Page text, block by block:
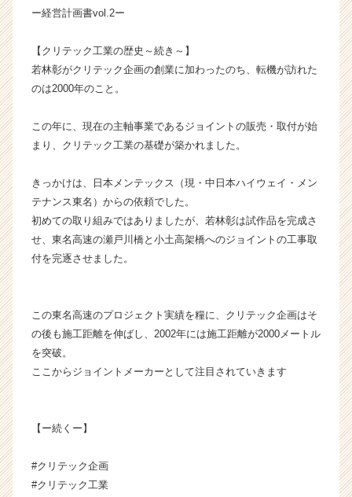
企
業
ス
カ
ウ
が
届
く
就
チ
ア
ャ
ー経営計画書vol.2ー
【クリテック工業の歴史～続き～】
若林彰がクリテック企画の創業に加わったのち、転機が訪れた
のは2000年のこと。
この年に、現在の主軸事業であるジョイントの販売・取付が始
まり、クリテック工業の基礎が築かれました。
きっかけは、日本メンテックス（現・中日本ハイウェイ・メン
テナンス東名）からの依頼でした。
初めての取り組みではありましたが、若林彰は試作品を完成さ
せ、東名高速の瀬戸川橋と小土高架橋へのジョイントの工事取
付を完逐させました。
この東名高速のプロジェクト実績を糧に、クリテック企画はそ
の後も施工距離を伸ばし、2002年には施工距離が2000メートル
を突破。
ここからジョイントメーカーとして注目されていきます
【ー続くー】
#クリテック企画
#クリテック工業